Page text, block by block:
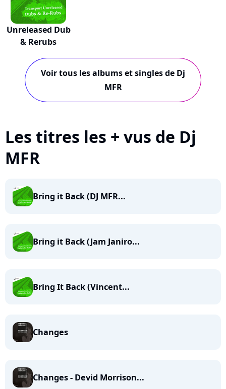
Unreleased Dub
& Rerubs
Voir tous les albums et singles de Dj
MFR
Les titres les + vus de Dj
MFR
Bring it Back (DJ MFR...
Bring it Back (Jam Janiro...
Bring It Back (Vincent...
Changes
Changes - Devid Morrison...